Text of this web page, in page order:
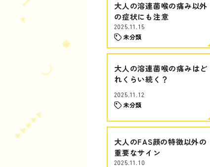
大人の溶連菌喉の痛み以外
の症状にも注意
2025.11.15
未分類
大人の溶連菌喉の痛みはど
れくらい続く？
2025.11.12
未分類
大人のFAS顔の特徴以外の
重要なサイン
2025.11.10